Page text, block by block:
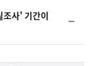
사' 기간이
일